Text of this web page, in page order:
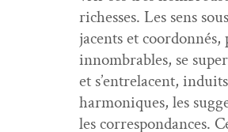
richess­es. Les sens
jacents et coor­don­nés,
innom­brables, se
et s’en­trela­cent,
har­moniques, les
les cor­re­spon­dances.